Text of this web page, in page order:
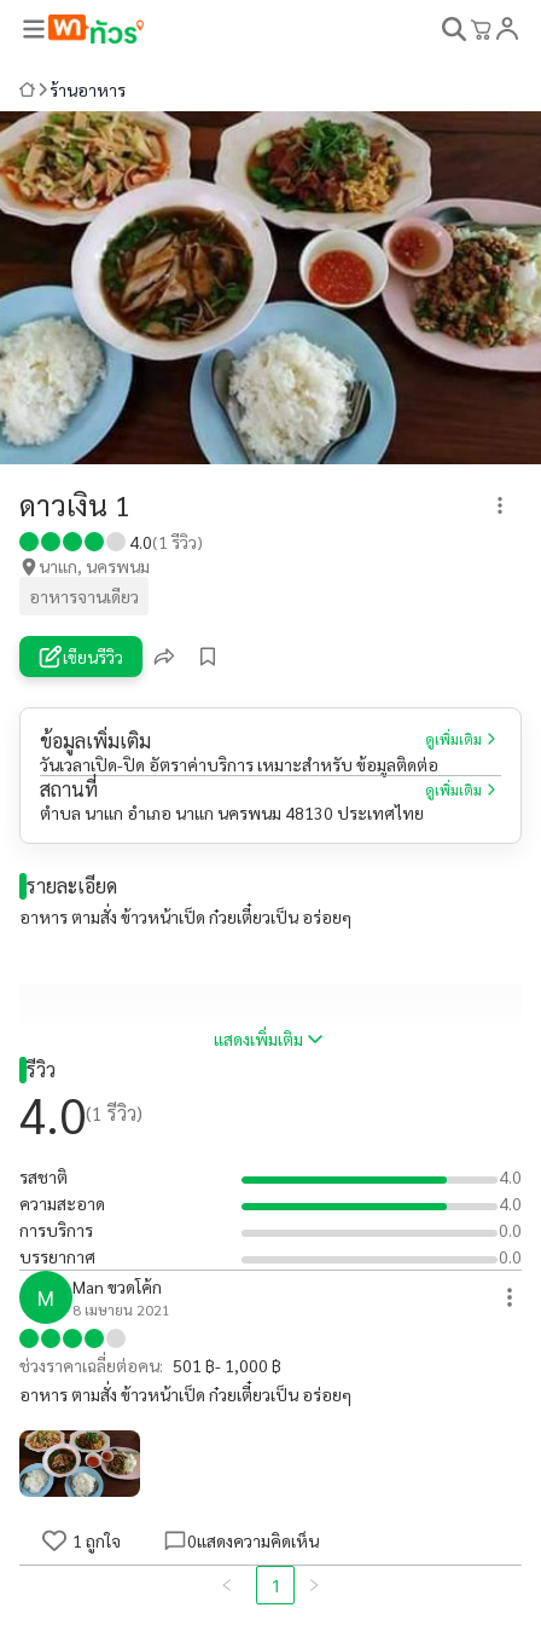
ร้านอาหาร
ดาวเงิน 1
4.0(1 รีวิว)
นาแก, นครพนม
อาหารจานเดียว
เขียนรีวิว
ข้อมูลเพิ่มเติม ดูเพิ่มเติม
วันเวลาเปิด-ปิด อัตราค่าบริการ เหมาะสำหรับ ข้อมูลติดต่อ
สถานที่ ดูเพิ่มเติม
ตำบล นาแก อำเภอ นาแก นครพนม 48130 ประเทศไทย
รายละเอียด
อาหาร ตามสั่ง ข้าวหน้าเป็ด ก๋วยเตี๋ยวเป็น อร่อยๆ
แสดงเพิ่มเติม
รีวิว
4.0(1 รีวิว)
รสชาติ
4.0
ความสะอาด
4.0
การบริการ
0.0
บรรยากาศ
0.0
M Man ขวดโค้ก
8 เมษายน 2021
ช่วงราคาเฉลี่ยต่อคน: 501 ฿- 1,000 ฿
อาหาร ตามสั่ง ข้าวหน้าเป็ด ก๋วยเตี๋ยวเป็น อร่อยๆ
1 ถูกใจ 0แสดงความคิดเห็น
1